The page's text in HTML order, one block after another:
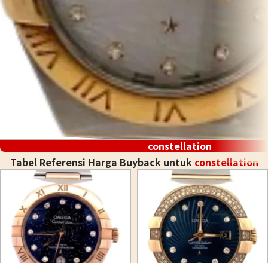
constellation
Tabel Referensi Harga Buyback untuk constellation